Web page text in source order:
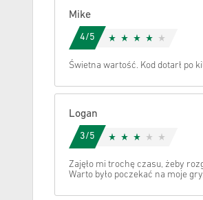
Mike
4/5
Świetna wartość. Kod dotarł po
Logan
3/5
Zajęło mi trochę czasu, żeby
Warto było poczekać na moje gry.